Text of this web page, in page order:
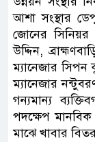
আশা সংস্থার
জোনের সিনিয়র
উদ্দিন,
ম্যানেজার সিপন
ম্যানেজার
গন্যমান্য
পদক্ষেপ মানবিক
মাঝে খাবার